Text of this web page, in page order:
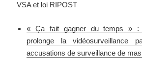
VSA et loi RIPOST
« Ça fait gagner du temps » :
prolonge la vidéosurveillance
accusations de surveillance de